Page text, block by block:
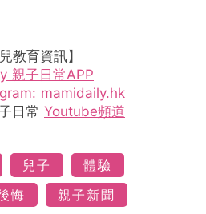
教育資訊】
親子日常APP
mamidaily.hk
日常 Youtube頻道
兒子
體驗
悔 親子新聞